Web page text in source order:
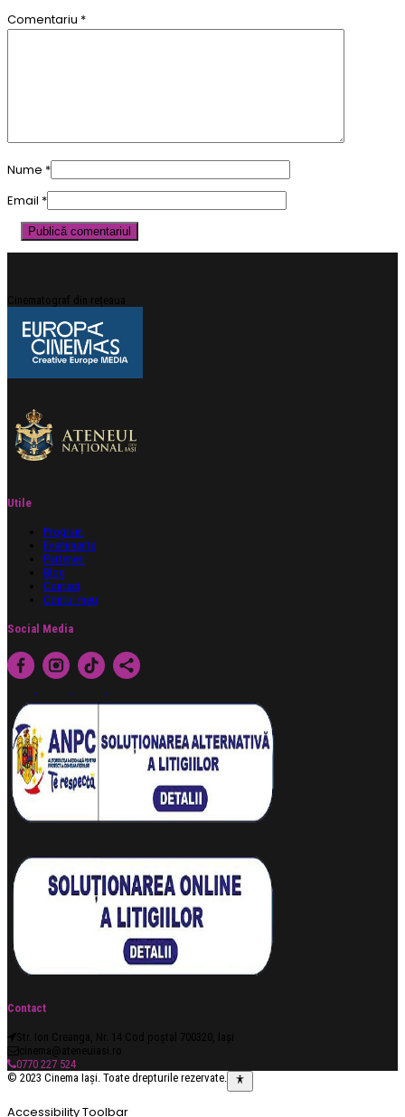
Comentariu *
Nume *
Email *
Cinematograf din rețeaua
Utile
Program
Evenimente
Parteneri
Blog
Contact
Contul meu
Social Media
Contact
Str. Ion Creanga, Nr. 14 Cod poștal 700320, Iași
cinema@ateneuiasi.ro
0770 227 524
© 2023 Cinema Iași. Toate drepturile rezervate.
Accessibility Toolbar